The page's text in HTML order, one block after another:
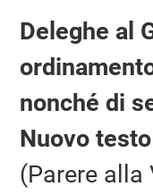
Deleghe al
nonché di
Nuovo
(Parere alla